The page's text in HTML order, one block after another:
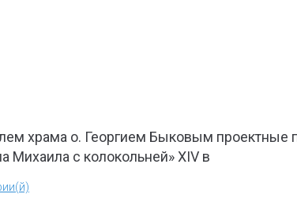
храма о. Георгием Быковым
Михаила с колокольней» XIV в